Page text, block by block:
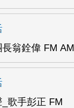
翁銓偉 FM AM
_歌手彭正 FM